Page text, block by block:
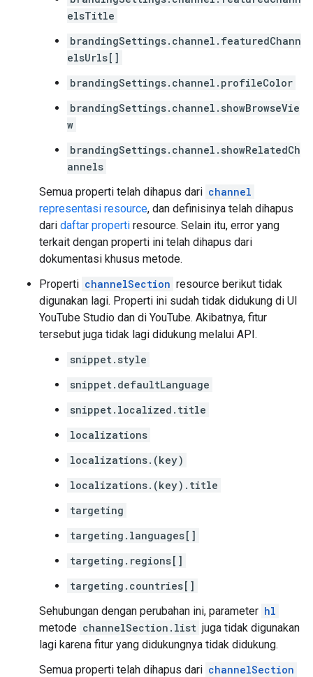
elsTitle
brandingSettings.channel.featuredChann
elsUrls[]
brandingSettings.channel.profileColor
brandingSettings.channel.showBrowseVie
w
brandingSettings.channel.showRelatedCh
annels
Semua properti telah dihapus dari channel
representasi resource, dan definisinya telah dihapus
dari daftar properti resource. Selain itu, error yang
terkait dengan properti ini telah dihapus dari
dokumentasi khusus metode.
Properti channelSection resource berikut tidak
digunakan lagi. Properti ini sudah tidak didukung di UI
YouTube Studio dan di YouTube. Akibatnya, fitur
tersebut juga tidak lagi didukung melalui API.
snippet.style
snippet.defaultLanguage
snippet.localized.title
localizations
localizations.(key)
localizations.(key).title
targeting
targeting.languages[]
targeting.regions[]
targeting.countries[]
Sehubungan dengan perubahan ini, parameter hl
metode channelSection.list juga tidak digunakan
lagi karena fitur yang didukungnya tidak didukung.
Semua properti telah dihapus dari channelSection